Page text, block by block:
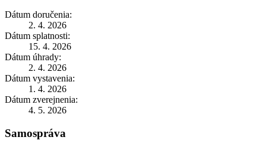
Dátum doručenia:
2. 4. 2026
Dátum splatnosti:
15. 4. 2026
Dátum úhrady:
2. 4. 2026
Dátum vystavenia:
1. 4. 2026
Dátum zverejnenia:
4. 5. 2026
Samospráva